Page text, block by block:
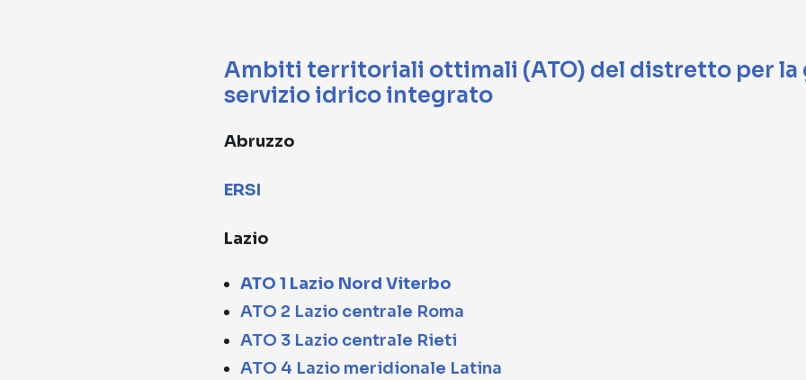
Ambiti territoriali ottimali (ATO) del distretto per la
servizio idrico integrato
Abruzzo
ERSI
Lazio
ATO 1 Lazio Nord Viterbo
ATO 2 Lazio centrale Roma
ATO 3 Lazio centrale Rieti
ATO 4 Lazio meridionale Latina